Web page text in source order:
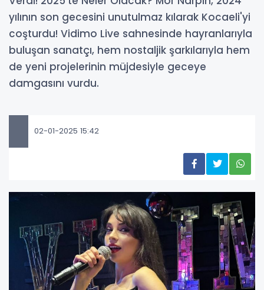
yılının son gecesini unutulmaz kılarak Kocaeli'yi
coşturdu! Vidimo Live sahnesinde hayranlarıyla
buluşan sanatçı, hem nostaljik şarkılarıyla hem
de yeni projelerinin müjdesiyle geceye
damgasını vurdu.
02-01-2025 15:42